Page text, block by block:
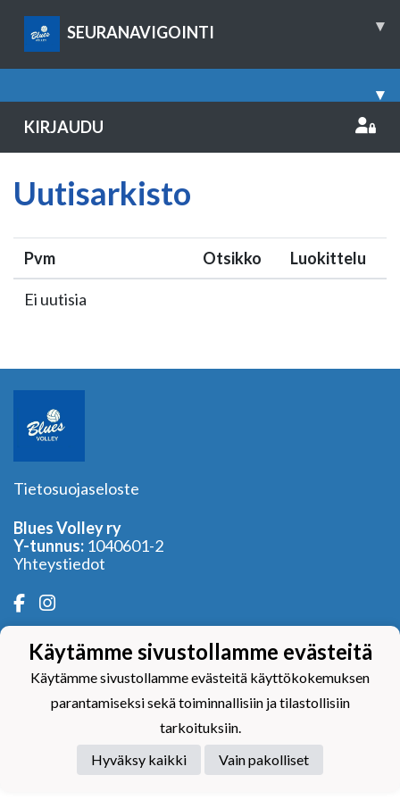
SEURANAVIGOINTI ▾
▾
KIRJAUDU
Uutisarkisto
Pvm Otsikko Luokittelu
Ei uutisia
Tietosuojaseloste
Blues Volley ry
Y-tunnus: 1040601-2
Yhteystiedot
Powered by
Käytämme sivustollamme evästeitä
Käytämme sivustollamme evästeitä käyttökokemuksen
parantamiseksi sekä toiminnallisiin ja tilastollisiin
tarkoituksiin.
Hyväksy kaikki
Vain pakolliset